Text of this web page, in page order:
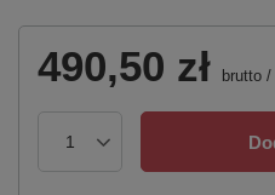
490,50 zł brutto /